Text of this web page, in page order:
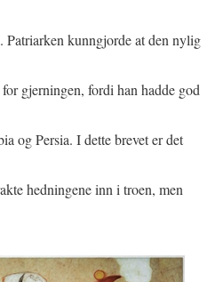
Patriarken kunngjorde at den nylig
gjerningen, fordi han hadde god
og Persia. I dette brevet er det
hedningene inn i troen, men